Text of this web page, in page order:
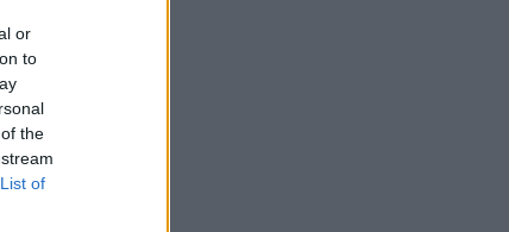
or
to
the
List of